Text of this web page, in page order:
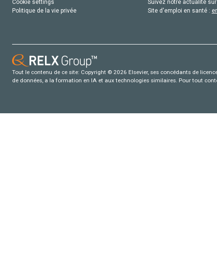
Cookie settings
Politique de la vie privée
Suivez notre actualité
Site d'emploi en santé :
Tout le contenu de ce site: Copyright © 2026 Elsevier, ses concédants de
de données, a la formation en IA et aux technologies similaires. Pour tout